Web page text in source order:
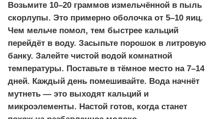
Возьмите 10–20 граммов измельчённой в пыль
скорлупы. Это примерно оболочка от 5–10 яиц.
Чем мельче помол, тем быстрее кальций
перейдёт в воду. Засыпьте порошок в литровую
банку. Залейте чистой водой комнатной
температуры. Поставьте в тёмное место на 7–14
дней. Каждый день помешивайте. Вода начнёт
мутнеть — это выходят кальций и
микроэлементы. Настой готов, когда станет